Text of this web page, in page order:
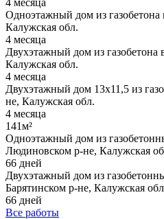
Одноэтажный дом из
Калужская обл.
4 месяца
Двухэтажный дом из газобетона
Калужская обл.
4 месяца
Двухэтажный дом 13х11,5 из
не, Калужская обл.
4 месяца
141м²
Одноэтажный дом из
Людиновском р-не, Калужская
66 дней
Двухэтажный дом из
Барятинском р-не, Калужская
66 дней
Все работы